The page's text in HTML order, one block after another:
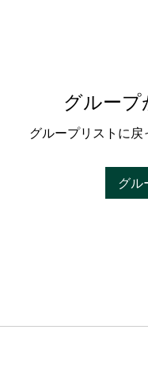
グルー
グループリストに
グル